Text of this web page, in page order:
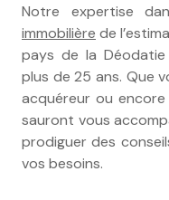
Notre expertise
immobilière de
pays de la
plus de 25 ans. Que
acquéreur ou encore
sauront vous
prodiguer des
vos besoins.